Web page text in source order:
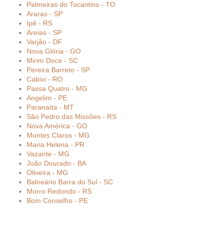
Palmeiras do Tocantins - TO
Araras - SP
Ipê - RS
Areias - SP
Varjão - DF
Nova Glória - GO
Mirim Doce - SC
Pereira Barreto - SP
Cabixi - RO
Passa Quatro - MG
Angelim - PE
Paranaíta - MT
São Pedro das Missões - RS
Nova América - GO
Montes Claros - MG
Maria Helena - PR
Vazante - MG
João Dourado - BA
Oliveira - MG
Balneário Barra do Sul - SC
Morro Redondo - RS
Bom Conselho - PE